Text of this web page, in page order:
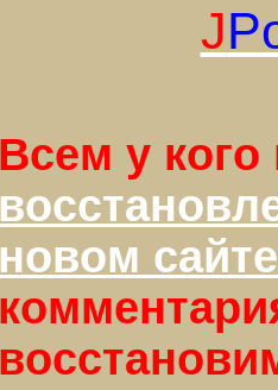
J
Всем у
новом сайте